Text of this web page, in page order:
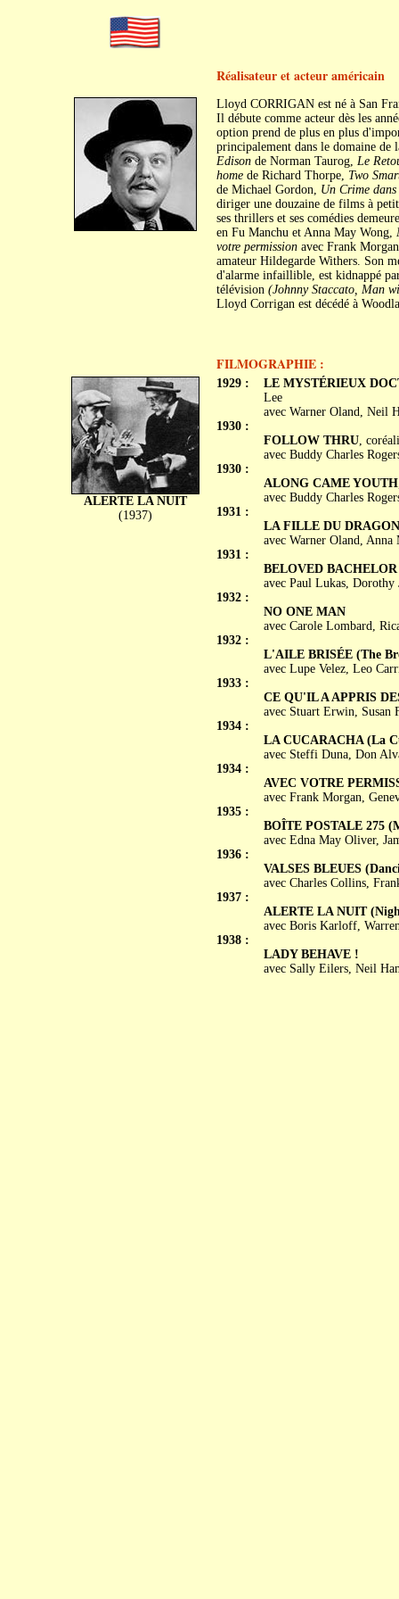
Réalisateur et acteur américain
Lloyd CORRIGAN est né à San
Il débute comme acteur dès les
option prend de plus en plus
principalement dans le domaine de
Edisonde Norman Taurog, Le
homede Richard Thorpe, Two
de Michael Gordon, Un Crime
diriger une douzaine de films à
ses thrillers et ses comédies
en Fu Manchu et Anna May Wong,
votre permissionavec Frank
amateur Hildegarde Withers. Son
d'alarme infaillible, est kidnappé
télévision (Johnny Staccato, Man
Lloyd Corrigan est décédé à
FILMOGRAPHIE :
ALERTE LA NUIT
(1937)
1929 :
1930 :
1930 :
1931 :
1931 :
1932 :
1932 :
1933 :
1934 :
1934 :
1935 :
1936 :
1937 :
1938 :
LE MYSTÉRIEUX
Lee
avec Warner Oland, Neil
FOLLOW THRU,
avec Buddy Charles
ALONG CAME YOUTH
avec Buddy Charles
LA FILLE DU
avec Warner Oland, Anna
BELOVED BACHELOR
avec Paul Lukas, Dorothy
NO ONE MAN
avec Carole Lombard,
L'AILE BRISÉE (The
avec Lupe Velez, Leo
CE QU'IL A APPRIS
avec Stuart Erwin, Susan
LA CUCARACHA (La
avec Steffi Duna, Don
AVEC VOTRE
avec Frank Morgan,
BOÎTE POSTALE 275
avec Edna May Oliver,
VALSES BLEUES
avec Charles Collins,
ALERTE LA NUIT
avec Boris Karloff,
LADY BEHAVE !
avec Sally Eilers, Neil